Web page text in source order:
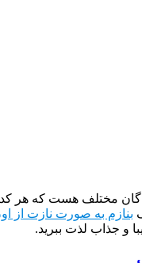
مختلف هست که هر
بنازم به صورت نازت از
و جذاب لذت ببرید.